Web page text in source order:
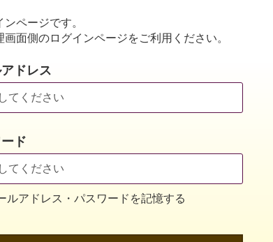
ページです。
面側のログインページをご利用ください。
ドレス
ド
ルアドレス・パスワードを記憶する